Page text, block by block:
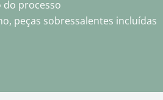
processo
peças sobressalentes incluídas